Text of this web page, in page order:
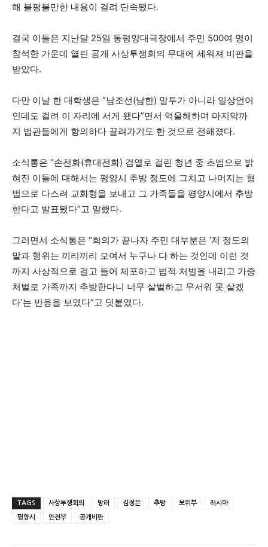
해 불평불만한 내용이 걸려 단속됐다.
결국 이들은 지난달 25일 동평양대극장에서 주민 500여 명이
참석한 가운데 열린 공개 사상투쟁회의 무대에 세워져 비판을
받았다.
다만 이날 한 대학생은 “남조선(남한) 말투가 아니라 일상언어
인데도 걸려 이 자리에 서게 됐다”면서 억울해하며 마지막까
지 법관들에게 항의하다 끌려가기도 한 것으로 전해졌다.
소식통은 “손전화(휴대전화) 검열로 걸린 청년 중 초범으로 밝
혀진 이들에 대해서는 평양시 추방 정도에 그치고 나머지는 형
법으로 다스려 교화형을 보내고 그 가족들을 평양시에서 추방
한다고 발표됐다”고 말했다.
그러면서 소식통은 “회의가 끝나자 주민 대부분은 ‘저 정도의
말과 행위는 끼리끼리 모여서 누구나 다 하는 것인데 이런 것
까지 사상적으로 걸고 들어 체포하고 법적 처벌을 내리고 가중
처벌로 가족까지 추방한다니 너무 살벌하고 무서워 못 살겠
다’는 반응을 보였다”고 덧붙였다.
TAGS 사상투쟁회의 방러 김정은 추방 보위부 러시아
평양시 안전부 공개비판